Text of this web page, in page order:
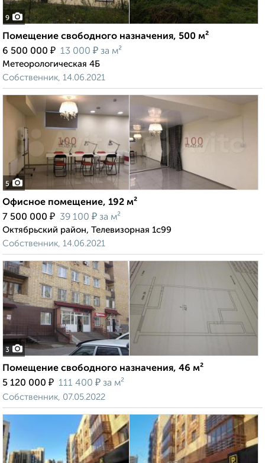
9
Помещение свободного назначения, 500 м²
6 500 000 ₽ 13 000 ₽ за м²
Метеорологическая 4Б
Собственник, 14.06.2021
5
Офисное помещение, 192 м²
7 500 000 ₽ 39 100 ₽ за м²
Октябрьский район, Телевизорная 1с99
Собственник, 14.06.2021
3
Помещение свободного назначения, 46 м²
5 120 000 ₽ 111 400 ₽ за м²
Собственник, 07.05.2022